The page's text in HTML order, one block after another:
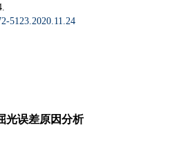
5123.2020.11.24
光误差原因分析